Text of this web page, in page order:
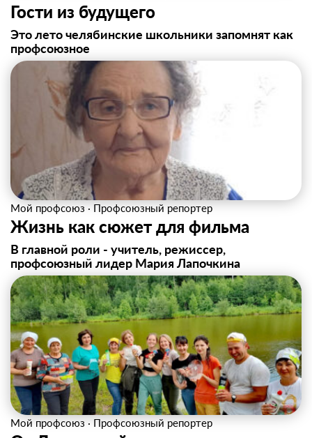
Гости из будущего
Это лето челябинские школьники запомнят как
профсоюзное
Мой профсоюз · Профсоюзный репортер
Жизнь как сюжет для фильма
В главной роли - учитель, режиссер,
профсоюзный лидер Мария Лапочкина
Мой профсоюз · Профсоюзный репортер